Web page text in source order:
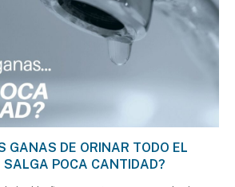
GANAS DE ORINAR TODO EL
SALGA POCA CANTIDAD?